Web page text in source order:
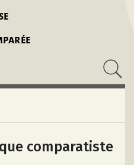
comparatiste